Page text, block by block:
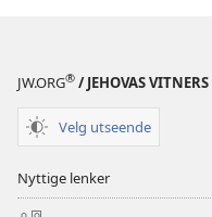
JW.ORG® / JEHOVAS
Velg utseende
Nyttige lenker